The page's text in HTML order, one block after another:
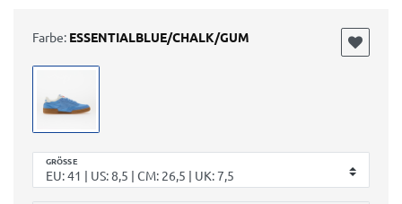
GRÖSSE
Farbe: ESSENTIALBLUE/CHALK/GUM